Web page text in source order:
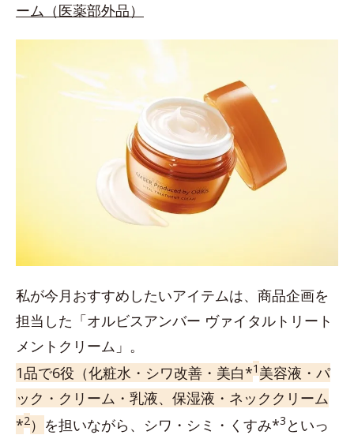
ーム（医薬部外品）
私が今月おすすめしたいアイテムは、商品企画を
担当した「オルビスアンバー ヴァイタルトリート
メントクリーム」。
1品で6役（化粧水・シワ改善・美白*1 美容液・パ
ック・クリーム・乳液、保湿液・ネッククリーム
*2 ） を担いながら、シワ・シミ・くすみ*3 といっ